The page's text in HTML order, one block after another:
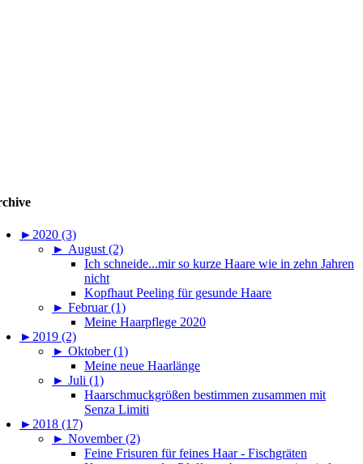
► 2020 (3)
► August (2)
Ich schneide...mir so kurze Haare wie in zehn Jahren
nicht
Kopfhaut Peeling für gesunde Haare
► Februar (1)
Meine Haarpflege 2020
► 2019 (2)
► Oktober (1)
Meine neue Haarlänge
► Juli (1)
Haarschmuckgrößen bestimmen zusammen mit
Senza Limiti
► 2018 (17)
► November (2)
Feine Frisuren für feines Haar - Fischgräten